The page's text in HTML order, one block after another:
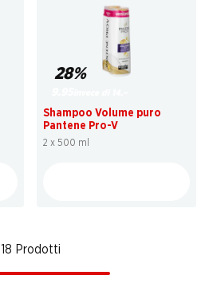
28%
Shampoo Volume puro
Pantene Pro-V
2 x 500 ml
18 Prodotti